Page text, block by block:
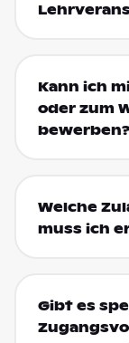
Kann ich
oder zum
Welche
muss ich
Gibt es